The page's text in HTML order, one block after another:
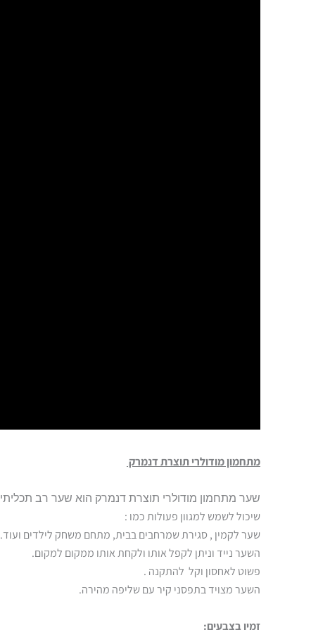
מתחמון מודולרי תוצרת דנמרק
שער מתחמון מודולרי תוצרת דנמרק הוא שער רב תכליתי
שיכול לשמש למגוון פעולות כמו :
שער לקמין , סגירת שמרחבים בבית, מתחם משחק לילדים ועוד.
השער נייד וניתן לקפל אותו ולקחת אותו ממקום למקום.
פשוט לאחסון וקל להתקנה .
השער מצויד בתפסני קיר עם שליפה מהירה.
זמין בצבעים: